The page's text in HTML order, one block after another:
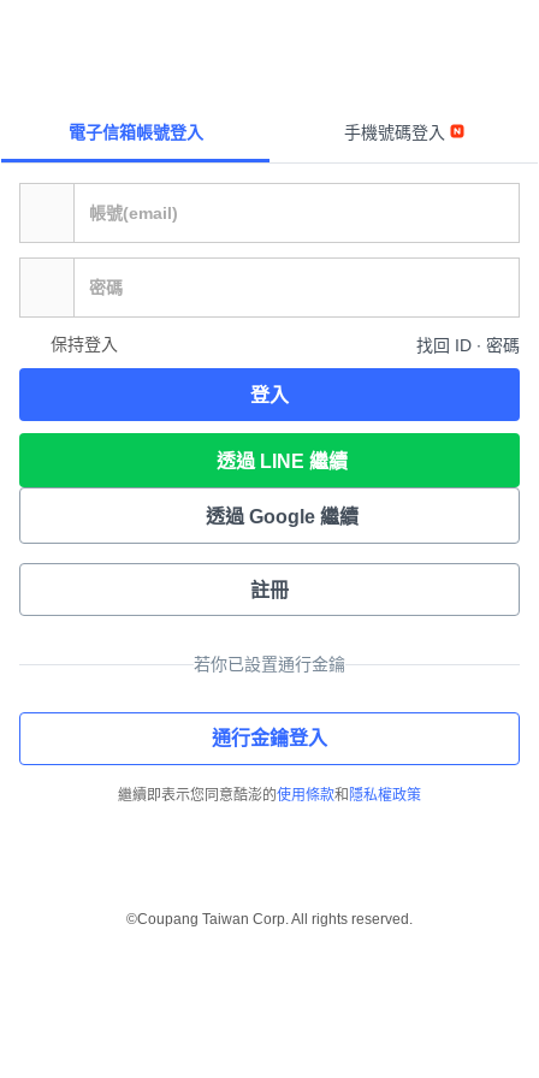
電子信箱帳號登入 手機號碼登入
保持登入 找回 ID ∙ 密碼
登入
透過 LINE 繼續
透過 Google 繼續
註冊
若你已設置通行金鑰
通行金鑰登入
繼續即表示您同意酷澎的使用條款和 隱私權政策
©Coupang Taiwan Corp. All rights reserved.